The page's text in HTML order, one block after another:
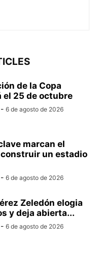
de la Copa
el 25 de octubre
- 6 de agosto de 2026
marcan el
un estadio
- 6 de agosto de 2026
Zeledón elogia
y deja abierta...
- 6 de agosto de 2026